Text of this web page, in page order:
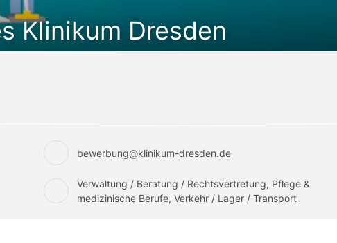
Klinikum Dresden
bewerbung@klinikum-dresden.de
Verwaltung / Beratung / Rechtsvertretung, Pflege &
medizinische Berufe, Verkehr / Lager / Transport